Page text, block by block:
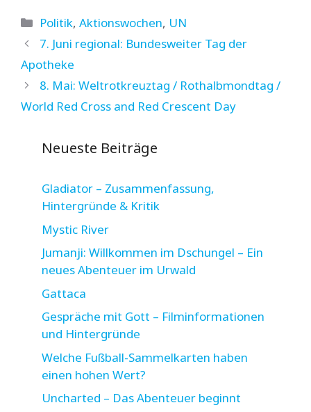
Kategorien
Politik,Aktionswochen, UN
7. Juni regional: Bundesweiter Tag der
Apotheke
8. Mai: Weltrotkreuztag / Rothalbmondtag /
World Red Cross and Red Crescent Day
Neueste Beiträge
Gladiator – Zusammenfassung,
Hintergründe & Kritik
Mystic River
Jumanji: Willkommen im Dschungel – Ein
neues Abenteuer im Urwald
Gattaca
Gespräche mit Gott – Filminformationen
und Hintergründe
Welche Fußball-Sammelkarten haben
einen hohen Wert?
Uncharted – Das Abenteuer beginnt